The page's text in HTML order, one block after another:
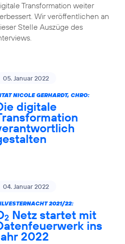
Transformation weiter
Wir veröffentlichen an
Stelle Auszüge des
05. Januar 2022
NICOLE GERHARDT, CHRO:
digitale
04. Januar 2022
2021/22:
2 Netz startet mit
ins
2022